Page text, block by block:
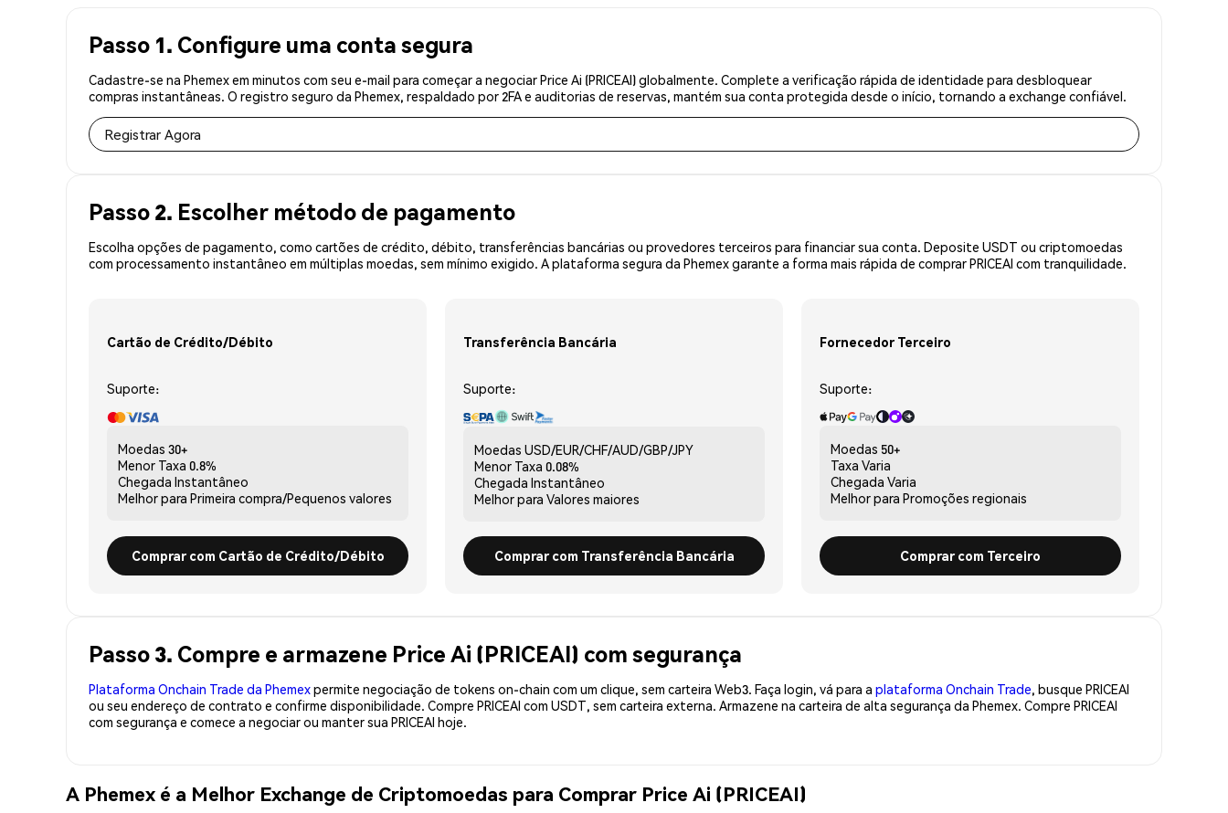
Passo 1. Configure uma conta segura
Cadastre-se na Phemex em minutos com seu e-mail para começar a negociar Price Ai (PRICEAI) globalmente. Complete a verificação rápida de identidade para desbloquear
compras instantâneas. O registro seguro da Phemex, respaldado por 2FA e auditorias de reservas, mantém sua conta protegida desde o início, tornando a exchange confiável.
Registrar Agora
Passo 2. Escolher método de pagamento
Escolha opções de pagamento, como cartões de crédito, débito, transferências bancárias ou provedores terceiros para financiar sua conta. Deposite USDT ou criptomoedas
com processamento instantâneo em múltiplas moedas, sem mínimo exigido. A plataforma segura da Phemex garante a forma mais rápida de comprar PRICEAI com tranquilidade.
Cartão de Crédito/Débito
Suporte:
Moedas 30+
Menor Taxa 0.8%
Chegada Instantâneo
Melhor para Primeira compra/Pequenos valores
Comprar com Cartão de Crédito/Débito
Transferência Bancária
Suporte:
Moedas USD/EUR/CHF/AUD/GBP/JPY
Menor Taxa 0.08%
Chegada Instantâneo
Melhor para Valores maiores
Comprar com Transferência Bancária
Fornecedor Terceiro
Suporte:
Moedas 50+
Taxa Varia
Chegada Varia
Melhor para Promoções regionais
Comprar com Terceiro
Passo 3. Compre e armazene Price Ai (PRICEAI) com segurança
Plataforma Onchain Trade da Phemexpermite negociação de tokens on-chain com um clique, sem carteira Web3. Faça login, vá para a plataforma Onchain Trade, busque PRICEAI
ou seu endereço de contrato e confirme disponibilidade. Compre PRICEAI com USDT, sem carteira externa. Armazene na carteira de alta segurança da Phemex. Compre PRICEAI
com segurança e comece a negociar ou manter sua PRICEAI hoje.
A Phemex é a Melhor Exchange de Criptomoedas para Comprar Price Ai (PRICEAI)